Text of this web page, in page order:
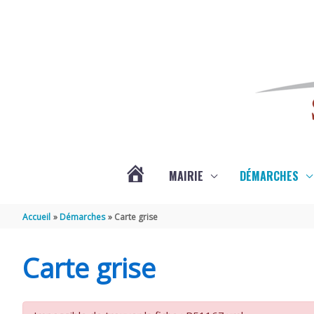
MAIRIE DÉMARCHES
Accueil Démarches Carte grise
Carte grise